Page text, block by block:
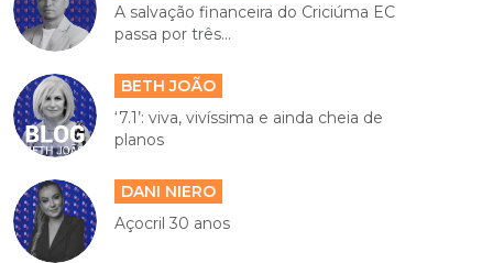
A salvação financeira do Criciúma EC
passa por três...
BETH JOÃO
‘7.1’: viva, vivíssima e ainda cheia de
planos
DANI NIERO
Açocril 30 anos